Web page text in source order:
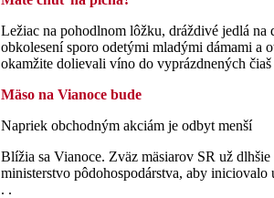
Ležiac na pohodlnom lôžku, dráždivé jedlá na
obkolesení sporo odetými mladými dámami a
okamžite dolievali víno do vyprázdnených čiaš
Mäso na Vianoce bude
Napriek obchodným akciám je odbyt menší
Blížia sa Vianoce. Zväz mäsiarov SR už dlhšie
ministerstvo pôdohospodárstva, aby iniciovalo
. .